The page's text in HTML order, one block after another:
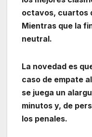
octavos, cuartos
Mientras que la
neutral.
La novedad es
caso de empate
se juega un
minutos y, de
los penales.